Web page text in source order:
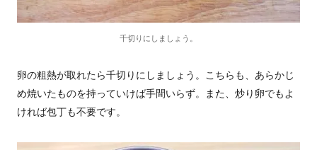
千切りにしましょう。
卵の粗熱が取れたら千切りにしましょう。こちらも、あらかじ
め焼いたものを持っていけば手間いらず。また、炒り卵でもよ
ければ包丁も不要です。